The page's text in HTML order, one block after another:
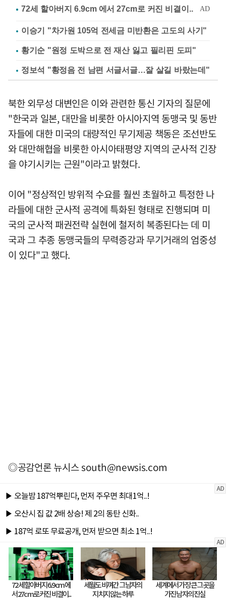
이승기 "차가원 105억 전세금 미반환은 고도의 사기"
황기순 "원정 도박으로 전 재산 잃고 필리핀 도피"
정보석 "황정음 전 남편 서글서글…잘 살길 바랐는데"
북한 외무성 대변인은 이와 관련한 통신 기자의 질문에
"한국과 일본, 대만을 비롯한 아시아지역 동맹국 및 동반
자들에 대한 미국의 대량적인 무기제공 책동은 조선반도
와 대만해협을 비롯한 아시아태평양 지역의 군사적 긴장
을 야기시키는 근원"이라고 밝혔다.
이어 "정상적인 방위적 수요를 훨씬 초월하고 특정한 나
라들에 대한 군사적 공격에 특화된 형태로 진행되며 미
국의 군사적 패권전략 실현에 철저히 복종된다는 데 미
국과 그 추종 동맹국들의 무력증강과 무기거래의 엄중성
이 있다"고 했다.
◎공감언론 뉴시스south@newsis.com